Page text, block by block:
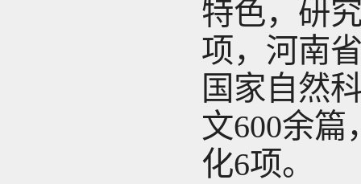
特色，研
项，河南
国家自然
文600余
化6项。